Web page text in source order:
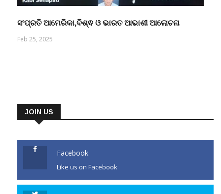
ସଂପ୍ରତି ଆମେରିକା,ବିଶ୍ଵ ଓ ଭାରତ ଆଭାଶୀ ଆଲୋଚନା
Feb 25, 2025
JOIN US
Facebook
Like us on Facebook